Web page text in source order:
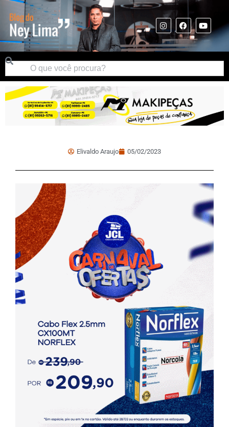
Elivaldo Araujo 05/02/2023